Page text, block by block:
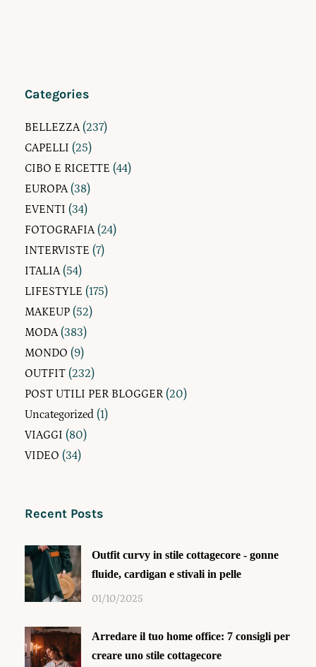
Categories
BELLEZZA(237)
CAPELLI (25)
CIBO E RICETTE (44)
EUROPA(38)
EVENTI (34)
FOTOGRAFIA(24)
INTERVISTE (7)
ITALIA(54)
LIFESTYLE (175)
MAKEUP (52)
MODA(383)
MONDO (9)
OUTFIT (232)
POST UTILI PER BLOGGER (20)
Uncategorized (1)
VIAGGI (80)
VIDEO (34)
Recent Posts
Outfit curvy in stile cottagecore - gonne
fluide, cardigan e stivali in pelle
01/10/2025
Arredare il tuo home office: 7 consigli per
creare uno stile cottagecore